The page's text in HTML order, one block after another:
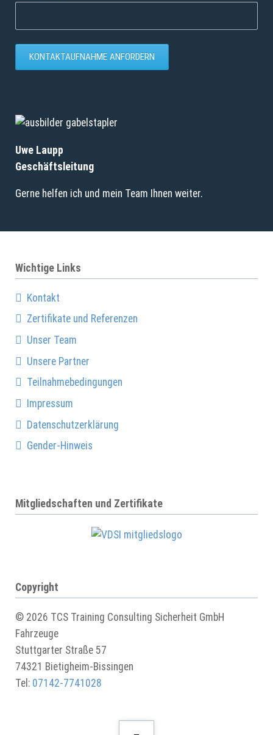
KONTAKTAUFNAHME ANFORDERN
Uwe Laupp
Geschäftsleitung
Gerne helfen ich und mein Team Ihnen weiter.
Wichtige Links
Kontakt
Zertifikate und Referenzen
Unser Team
Unsere Partner
Teilnahmebedingungen
Impressum
Datenschutzerklärung
Gender-Hinweis
Mitgliedschaften und Zertifikate
Copyright
© 2026 TCS Training Consulting Sicherheit GmbH
Fahrzeuge
Stuttgarter Straße 57
74321 Bietigheim-Bissingen
Tel: 07142-7741028